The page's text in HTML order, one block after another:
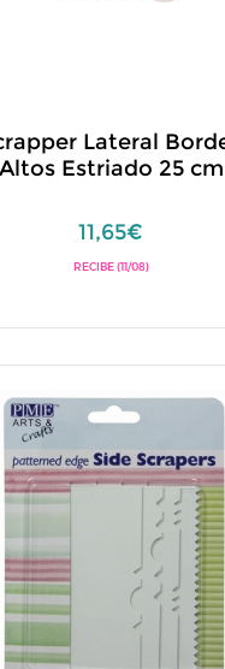
Lateral
Altos Estriado 25 cm
11,65€
RECIBE (11/08)